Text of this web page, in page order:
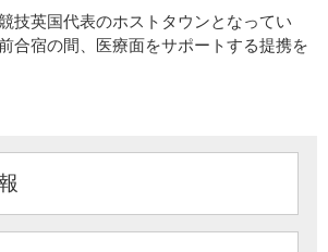
技英国代表のホストタウンとなってい
合宿の間、医療面をサポートする提携を